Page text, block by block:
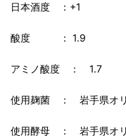
日本酒度 ：+1
酸度 ： 1.9
アミノ酸度 ： 1.7
使用麹菌 ： 岩手県オリ
使用酵母 ： 岩手県オリ